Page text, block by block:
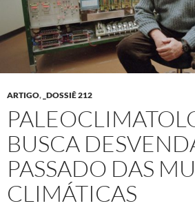
ARTIGO, _DOSSIÊ 212
BUSCA
PASSADO DAS
CLIMÁTICAS